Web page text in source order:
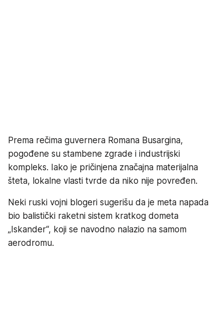
Prema rečima guvernera Romana Busargina,
pogođene su stambene zgrade i industrijski
kompleks. Iako je pričinjena značajna materijalna
šteta, lokalne vlasti tvrde da niko nije povređen.
Neki ruski vojni blogeri sugerišu da je meta napada
bio balistički raketni sistem kratkog dometa
„Iskander“, koji se navodno nalazio na samom
aerodromu.